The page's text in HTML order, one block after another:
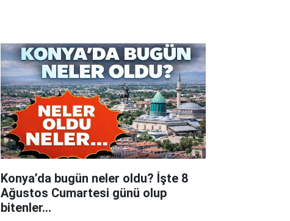
Konya’da bugün neler oldu? İşte 8
Ağustos Cumartesi günü olup
bitenler…